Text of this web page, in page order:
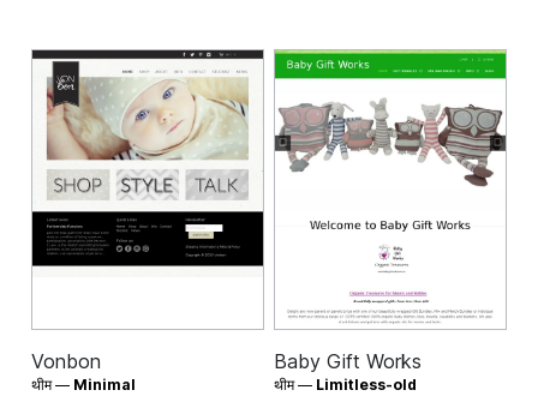
Vonbon
थीम — Minimal
Baby Gift Works
थीम — Limitless-old